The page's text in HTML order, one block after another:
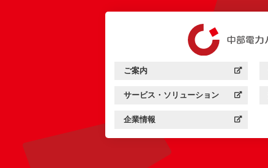
中部電力パワーグリッド：
ご案内
（新しいウィンドウを開きます）
中部電力パワーグリッド：
サービス・ソリューション
（新しいウィンドウを開きます）
中部電力パワーグリッド：
企業情報
（新しいウィンドウを開きます）